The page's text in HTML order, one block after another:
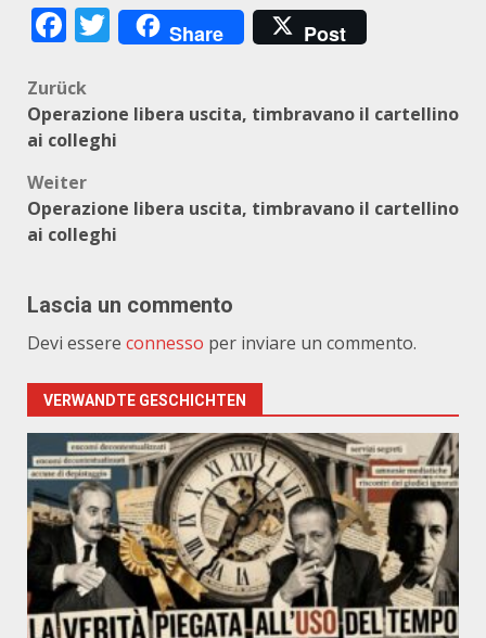
Facebook
Twitter
Share Post
Beitragsnavigation
Zurück
Operazione libera uscita, timbravano il cartellino
ai colleghi
Weiter
Operazione libera uscita, timbravano il cartellino
ai colleghi
Lascia un commento
Devi essere connesso per inviare un commento.
VERWANDTE GESCHICHTEN